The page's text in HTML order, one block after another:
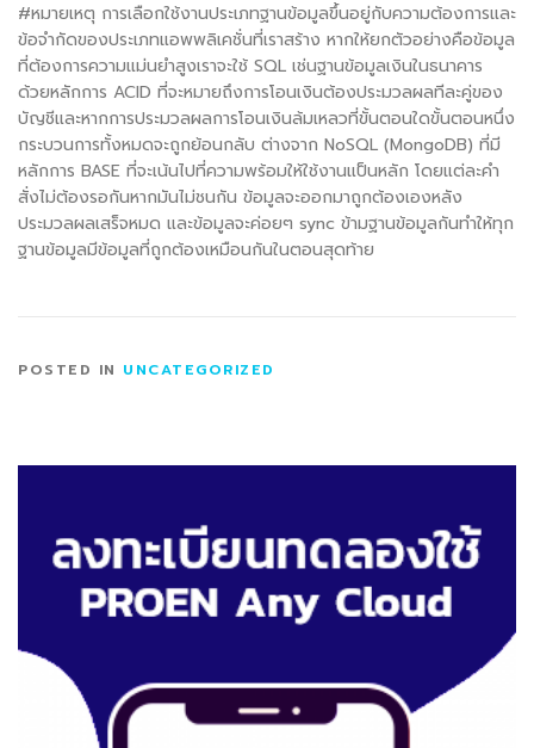
#หมายเหตุ การเลือกใช้งานประเภทฐานข้อมูลขึ้นอยู่กับความต้องการและ
ข้อจำกัดของประเภทแอพพลิเคชั่นที่เราสร้าง หากให้ยกตัวอย่างคือข้อมูล
ที่ต้องการความแม่นยำสูงเราจะใช้ SQL เช่นฐานข้อมูลเงินในธนาคาร
ด้วยหลักการ ACID ที่จะหมายถึงการโอนเงินต้องประมวลผลทีละคู่ของ
บัญชีและหากการประมวลผลการโอนเงินล้มเหลวที่ขั้นตอนใดขั้นตอนหนึ่ง
กระบวนการทั้งหมดจะถูกย้อนกลับ ต่างจาก NoSQL (MongoDB) ที่มี
หลักการ BASE ที่จะเน้นไปที่ความพร้อมให้ใช้งานแป็นหลัก โดยแต่ละคำ
สั่งไม่ต้องรอกันหากมันไม่ชนกัน ข้อมูลจะออกมาถูกต้องเองหลัง
ประมวลผลเสร็จหมด และข้อมูลจะค่อยๆ sync ข้ามฐานข้อมูลกันทำให้ทุก
ฐานข้อมูลมีข้อมูลที่ถูกต้องเหมือนกันในตอนสุดท้าย
POSTED IN UNCATEGORIZED